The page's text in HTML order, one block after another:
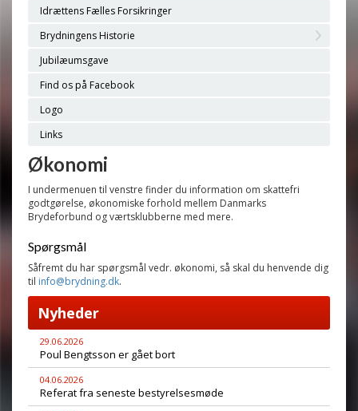
Idrættens Fælles Forsikringer
Brydningens Historie
Jubilæumsgave
Find os på Facebook
Logo
Links
Økonomi
I undermenuen til venstre finder du information om skattefri
godtgørelse, økonomiske forhold mellem Danmarks
Brydeforbund og værtsklubberne med mere.
Spørgsmål
Såfremt du har spørgsmål vedr. økonomi, så skal du henvende dig
til info@brydning.dk.
Nyheder
29.06.2026
Poul Bengtsson er gået bort
04.06.2026
Referat fra seneste bestyrelsesmøde